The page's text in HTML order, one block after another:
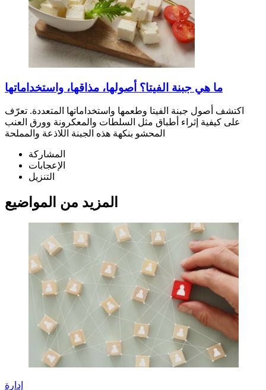
ما هي جبنة الفيتا؟ أصولها، مذاقها، واستخداماتها
اكتشف أصول جبنة الفيتا وطعمها واستخداماتها المتعددة. تعرّف
على كيفية إثراء أطباق مثل السلطات والمعكرونة وورق العنب
المحشو بنكهة هذه الجبنة اللاذعة والمملحة
المشاركة
الإعجابات
التنزيل
المزيد من المواضيع
إدارة